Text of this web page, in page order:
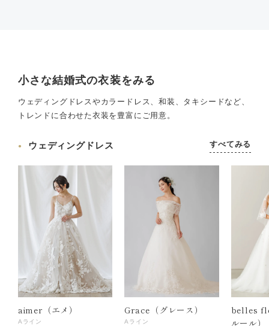
小さな結婚式の衣装をみる
ウェディングドレスやカラードレス、和装、タキシードなど、
トレンドに合わせた衣装を豊富にご用意。
ウェディングドレス すべてみる
aimer（エメ）
Aライン
Grace（グレース）
Aライン
belles
ルール）